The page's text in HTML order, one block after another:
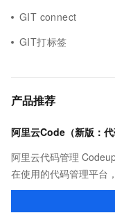
GIT connect
GIT打标签
产品推荐
阿里云Code（新版：
阿里云代码管理
在使用的代码管理平台
量检测、持续集成等功